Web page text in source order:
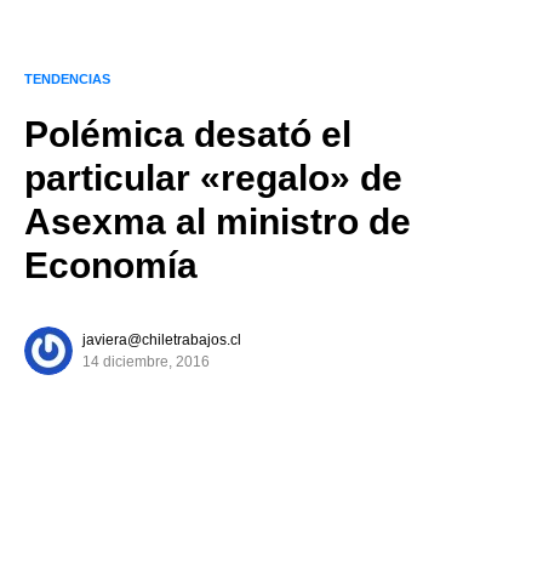
TENDENCIAS
Polémica desató el
particular «regalo» de
Asexma al ministro de
Economía
javiera@chiletrabajos.cl
14 diciembre, 2016